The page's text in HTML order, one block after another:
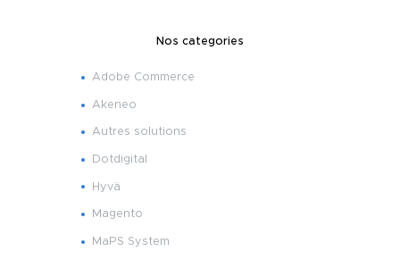
Nos categories
Adobe Commerce
Akeneo
Autres solutions
Dotdigital
Hyvä
Magento
MaPS System